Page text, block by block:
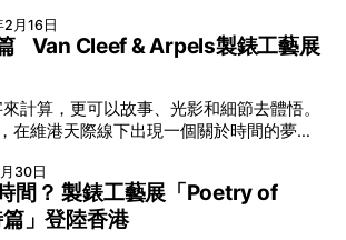
信託基金聯合呈獻，以共融藝術為核心，
數來自世界各地的優秀節目，更致力於在
共融創作生態。今年更首度與本地兩大旗
造兩部深具意義的作品《遊延》及《弦上光
未有的藝術對話，擦下多元藝術下的流動
藝術旅程。 第八屆「無限亮」
像」為題，從共融角度重新思索「差異」
士是社會多樣性的一部分。每人皆擁有
，當我們一齊生活、一齊創作、互相啟
術溶化。 「無限亮」2026精彩
月16日
Van Cleef & Arpels製錶工藝展
計算，更可以故事、光影和細節去體悟。
在維港天際線下出現一個關於時間的夢幻
期間舉行，世家把一貫低調精緻的製錶語
進公共場域，讓時間不只是腕上的個人物
一同經歷的詩意旅程。 在碼頭打開
30日
間？ 製錶工藝展「Poetry of
」登陸香港